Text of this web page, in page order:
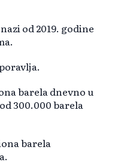
​​od 2019. godine
barela dnevno u
300.000 barela
barela